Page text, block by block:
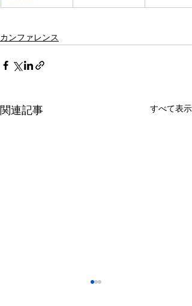
カンファレンス
関連記事 すべて表示